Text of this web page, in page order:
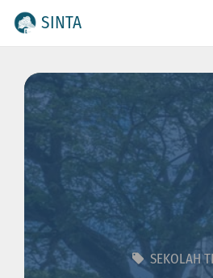
SINTA
SEKOLAH